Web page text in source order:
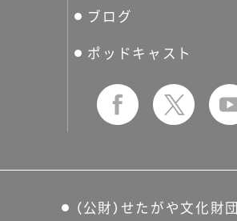
せたおん
友の会
ブログ
ポッドキャスト
（公財）せたがや文化財団